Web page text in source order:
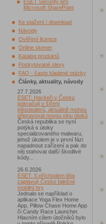
ESET Security pro
Microsoft SharePoint
Ke stažení / download
Návody
Ověření licence
Online skener
Katalog produktů
Poskytované slevy
FAQ - často kladené otázky
Články, aktuality, návody
27.7.2026
ESET: Hackeři v Česku
pokračují v šíření
infostealerů, aktuálně mohou
připravovat novou vlnu útoků
Česká republika se nyní
potýká s útoky
specializovaného malwaru,
jehož úkolem je v první fázi
napadnout zařízení a pak do
něj stahovat další škodlivé
kódy...
26.6.2026
ESET: S příchodem léta
zaplavují Česko falešné
mobilní hry
Jednalo se například o
aplikace Yoga Flex Home
App, Pillow Chase Home App
či Candy Race Launcher.
Hlavním cílem útočníků bylo